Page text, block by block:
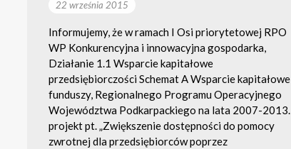
22 września 2015
Informujemy, że w ramach I Osi priorytetowej RPO
WP Konkurencyjna i innowacyjna gospodarka,
Działanie 1.1 Wsparcie kapitałowe
przedsiębiorczości Schemat A Wsparcie kapitałowe
funduszy, Regionalnego Programu Operacyjnego
Województwa Podkarpackiego na lata 2007-2013.
projekt pt. „Zwiększenie dostępności do pomocy
zwrotnej dla przedsiębiorców poprzez